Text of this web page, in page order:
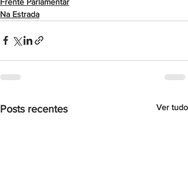
Na Estrada
Posts recentes Ver tudo